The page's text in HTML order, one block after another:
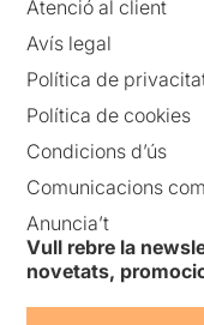
Atenció al client
Avís legal
Política de
Política de cookies
Condicions d’ús
Comunicacions
Anuncia’t
Vull rebre la
novetats,